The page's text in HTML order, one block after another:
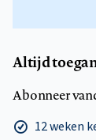
Altijd
Abonneer
12 weken